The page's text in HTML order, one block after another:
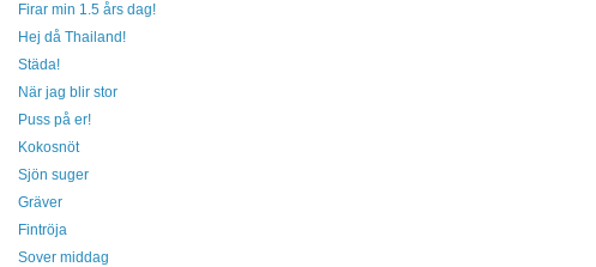
Firar min 1.5 års dag!
Hej då Thailand!
Städa!
När jag blir stor
Puss på er!
Kokosnöt
Sjön suger
Gräver
Fintröja
Sover middag